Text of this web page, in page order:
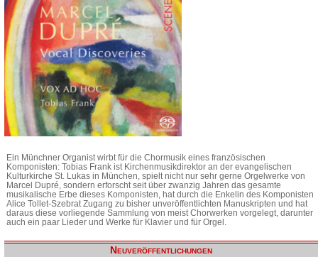
Ein Münchner Organist wirbt für die Chormusik eines französischen
Komponisten: Tobias Frank ist Kirchenmusikdirektor an der evangelischen
Kulturkirche St. Lukas in München, spielt nicht nur sehr gerne Orgelwerke von
Marcel Dupré, sondern erforscht seit über zwanzig Jahren das gesamte
musikalische Erbe dieses Komponisten, hat durch die Enkelin des Komponisten
Alice Tollet-Szebrat Zugang zu bisher unveröffentlichten Manuskripten und hat
daraus diese vorliegende Sammlung von meist Chorwerken vorgelegt, darunter
auch ein paar Lieder und Werke für Klavier und für Orgel.
Neuveröffentlichungen